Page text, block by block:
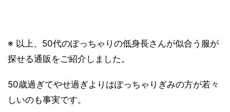
※ 以上、50代のぽっちゃりの低身長さんが似合う服が
探せる通販をご紹介しました。
50歳過ぎてやせ過ぎよりはぽっちゃりぎみの方が若々
しいのも事実です。